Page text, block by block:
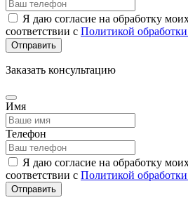
Я даю согласие на обработку
соответствии с Политикой
Отправить
Заказать консультацию
Имя
Телефон
Я даю согласие на обработку
соответствии с Политикой
Отправить